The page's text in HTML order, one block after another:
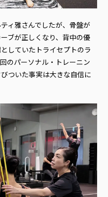
ィ雅さんでしたが、骨盤が
ブが正しくなり、背中の優
していたトライセプトのラ
のパーソナル・トレーニン
ついた事実は大きな自信に